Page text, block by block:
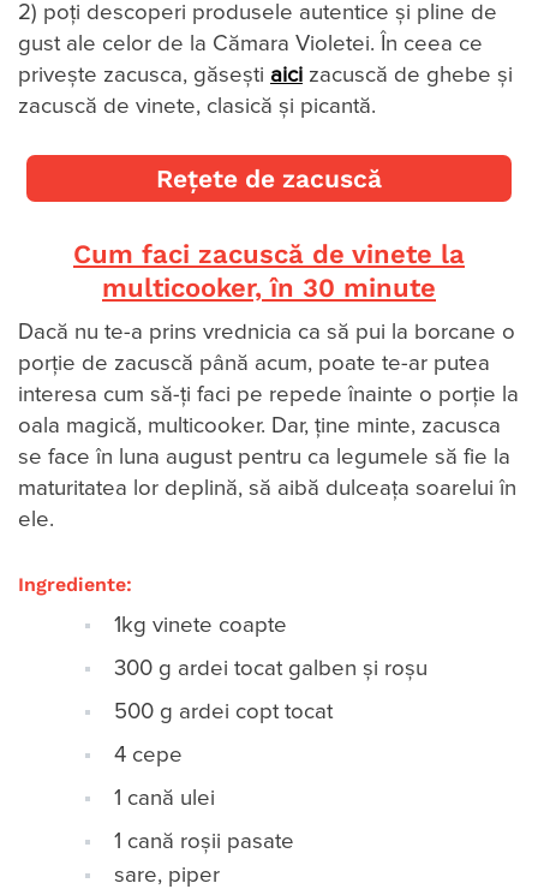
2) poți descoperi produsele autentice și pline de
gust ale celor de la Cămara Violetei. În ceea ce
privește zacusca, găsești aici zacuscă de ghebe și
zacuscă de vinete, clasică și picantă.
Rețete de zacuscă
Cum faci zacuscă de vinete la
multicooker, în 30 minute
Dacă nu te-a prins vrednicia ca să pui la borcane o
porție de zacuscă până acum, poate te-ar putea
interesa cum să-ți faci pe repede înainte o porție la
oala magică, multicooker. Dar, ține minte, zacusca
se face în luna august pentru ca legumele să fie la
maturitatea lor deplină, să aibă dulceața soarelui în
ele.
Ingrediente:
1kg vinete coapte
300 g ardei tocat galben și roșu
500 g ardei copt tocat
4 cepe
1 cană ulei
1 cană roșii pasate
sare, piper